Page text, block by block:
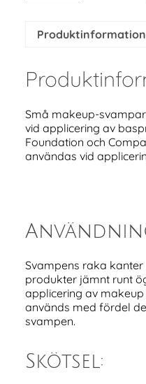
Produktinformation
Små makeup-
vid applicering av
Foundation och
användas vid
Svampens raka
produkter jämnt runt
applicering av
används med fördel
svampen.
Skötsel: